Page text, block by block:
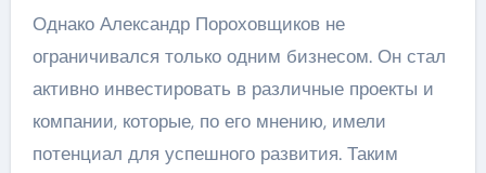
Однако Александр Пороховщиков не
ограничивался только одним бизнесом. Он стал
активно инвестировать в различные проекты и
компании, которые, по его мнению, имели
потенциал для успешного развития. Таким